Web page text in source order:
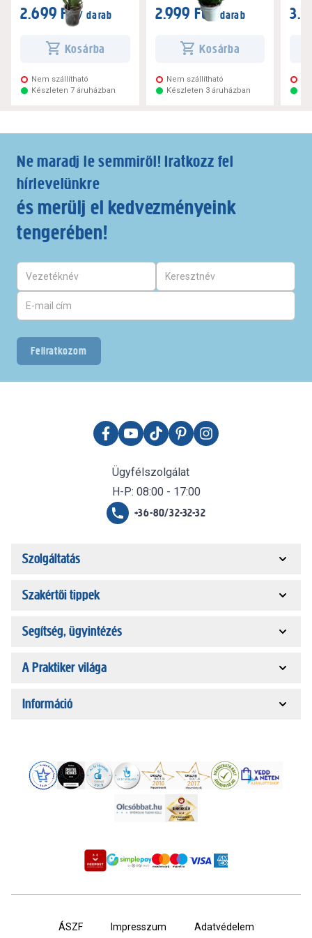
2.699 Ft / darab
Kosárba
Nem szállítható
Készleten 7 áruházban
2.999 Ft / darab
Kosárba
Nem szállítható
Készleten 3 áruházban
Ne maradj le semmiről! Iratkozz fel
hírlevelünkre
és merülj el kedvezményeink
tengerében!
Feliratkozom
Ügyfélszolgálat
H-P: 08:00 - 17:00
+36-80/32-32-32
Szolgáltatás
Szakértői tippek
Segítség, ügyintézés
A Praktiker világa
Információ
ÁSZF Impresszum Adatvédelem